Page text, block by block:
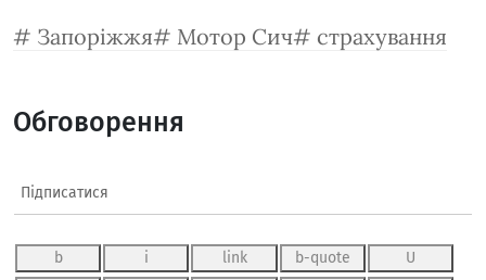
Запоріжжя
Мотор Сич страхування
Обговорення
Підписатися